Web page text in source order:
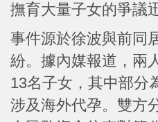
撫育大量子女的爭議
事件源於徐波與前同
紛。據內媒報道，兩
13名子女，其中部分
涉及海外代孕。雙方